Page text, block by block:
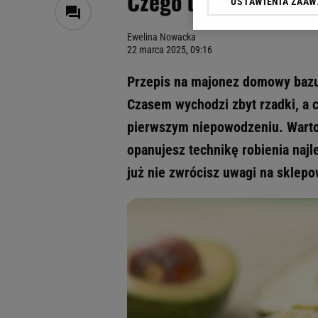
Ewelina Nowacka
22 marca 2025, 09:16
Przepis na majonez domowy
Czasem wychodzi zbyt rzadki, a
pierwszym niepowodzeniu.
opanujesz technikę robienia
już nie zwrócisz uwagi na
Klikając „Akceptuję”
odnośnik „Ustawienia
My, nasi Zaufani
Użycie dokładnych
Przechowywanie
badnie odbiorców i